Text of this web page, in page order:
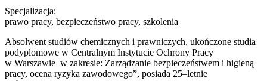
Specjalizacja:
prawo pracy, bezpieczeństwo pracy, szkolenia
Absolwent studiów chemicznych i prawniczych, ukończone studia
podyplomowe w Centralnym Instytucie Ochrony Pracy
w Warszawie w zakresie: Zarządzanie bezpieczeństwem i higieną
pracy, ocena ryzyka zawodowego”, posiada 25–letnie